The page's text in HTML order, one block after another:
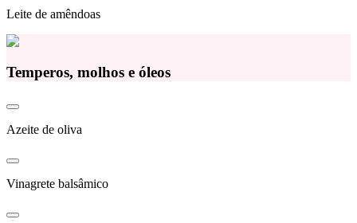
Leite de amêndoas
Temperos, molhos e óleos
Azeite de oliva
Vinagrete balsâmico